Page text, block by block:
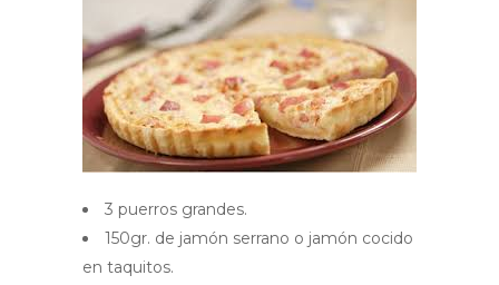
3 puerros grandes.
150gr. de jamón serrano o jamón cocido
en taquitos.